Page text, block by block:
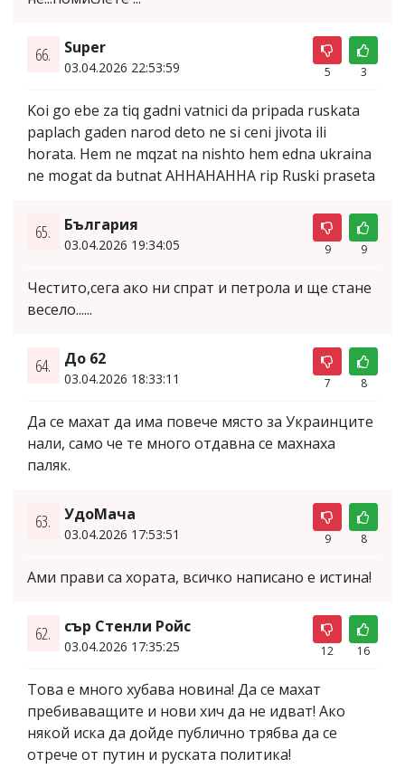
66. Super
03.04.2026 22:53:59 5 3
Koi go ebe za tiq gadni vatnici da pripada ruskata
paplach gaden narod deto ne si ceni jivota ili
horata. Hem ne mqzat na nishto hem edna ukraina
ne mogat da butnat AHHAHAHHA rip Ruski praseta
65. България
03.04.2026 19:34:05 9 9
Честито,сега ако ни спрат и петрола и ще стане
весело......
64. До 62
03.04.2026 18:33:11 7 8
Да се махат да има повече място за Украинците
нали, само че те много отдавна се махнаха
паляк.
63. УдоМача
03.04.2026 17:53:51 9 8
Ами прави са хората, всичко написано е истина!
62. сър Стенли Ройс
03.04.2026 17:35:25 12 16
Това е много хубава новина! Да се махат
пребиваващите и нови хич да не идват! Ако
някой иска да дойде публично трябва да се
отрече от путин и руската политика!